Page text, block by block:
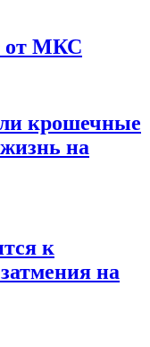
от МКС
крошечные
на
к
на